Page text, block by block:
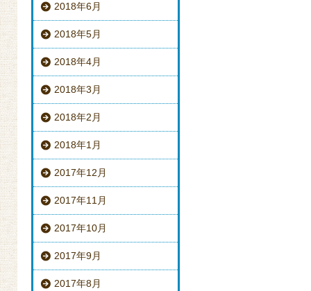
2018年6月
2018年5月
2018年4月
2018年3月
2018年2月
2018年1月
2017年12月
2017年11月
2017年10月
2017年9月
2017年8月